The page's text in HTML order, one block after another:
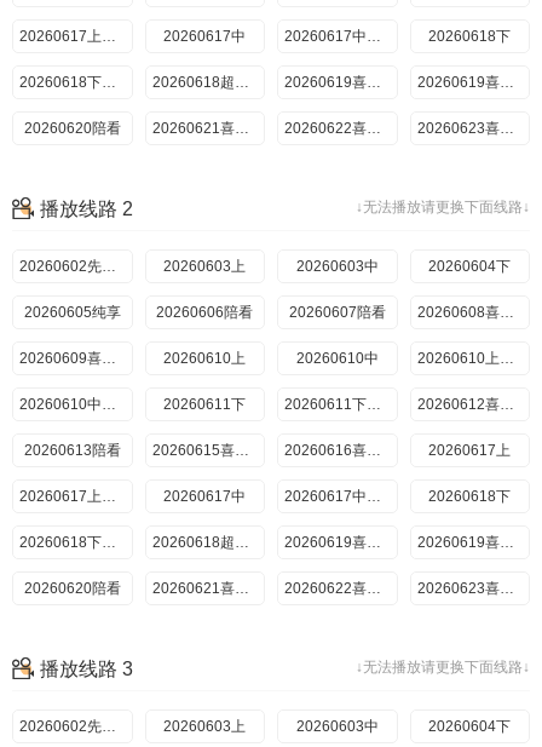
20260617上纯享 20260617中 20260617中纯享 20260618下
20260618下纯享 20260618超长抢先 20260619喜欢嗑我也是 20260619喜欢你日记
20260620陪看 20260621喜欢你日记 20260622喜欢你日记 20260623喜欢你日记
20260625（三）
20260625尝鲜 20260626喜欢磕我也是 20260626喜欢你日记 2026028陪看
20260629喜欢你日记 20260630喜欢你日记 20260701（一） 20260701（二）
20260701纯享（一） 20260701纯享（二） 20260702（三） 20260702（四）
20260702纯享（三） 20260702纯享（四） 20260703喜欢磕我也是 20260703喜欢你日记
20260704陪看 20260705陪看 20260706喜欢你日记 20260707喜欢你日记
20260708上 20260708上纯享 20260708中 20260708中纯享
20260709下 20260709下纯享 20260709超长抢先 20260710喜欢磕我也是
20260710喜欢你日记 20260711陪看 20260712陪看 20260713喜欢你日记
20260715纯享（二）
20260716纯享（三） 20260716纯享（四） 20260717喜欢磕我也是01 20260717喜欢磕我也是02
↓无法播放请更换下面线路↓
播放线路 2
20260602先导片 20260603上 20260603中 20260604下
20260605纯享 20260606陪看 20260607陪看 20260608喜欢你日记
20260609喜欢你日记 20260610上 20260610中 20260610上纯享
20260610中纯享 20260611下 20260611下纯享 20260612喜欢磕我也是
20260613陪看 20260615喜欢你日记 20260616喜欢你日记 20260617上
20260617上纯享 20260617中 20260617中纯享 20260618下
20260618下纯享 20260618超长抢先 20260619喜欢嗑我也是 20260619喜欢你日记
20260620陪看 20260621喜欢你日记 20260622喜欢你日记 20260623喜欢你日记
20260625（三）
20260625尝鲜 20260626喜欢磕我也是 20260626喜欢你日记 2026028陪看
↓无法播放请更换下面线路↓
播放线路 3
20260602先导片 20260603上 20260603中 20260604下